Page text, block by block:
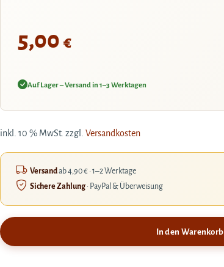
5,00 €
Auf Lager – Versand in 1–3 Werktagen
inkl. 10 % MwSt. zzgl. Versandkosten
Versandab 4,90 € · 1–2 Werktage
Sichere Zahlung· PayPal & Überweisung
In den Warenkorb